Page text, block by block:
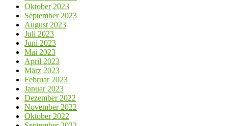
Oktober 2023
September 2023
August 2023
Juli 2023
Juni 2023
Mai 2023
April 2023
März 2023
Februar 2023
Januar 2023
Dezember 2022
November 2022
Oktober 2022